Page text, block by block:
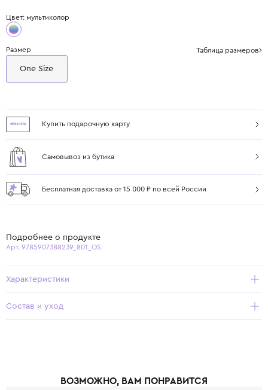
Цвет: мультиколор
Размер Таблица размеров
One Size
Купить подарочную карту
Самовывоз из бутика
Бесплатная доставка от 15 000 ₽ по всей России
Подробнее о продукте
Арт. 9785907388239_801_OS
Характеристики
Состав и уход
ВОЗМОЖНО, ВАМ ПОНРАВИТСЯ